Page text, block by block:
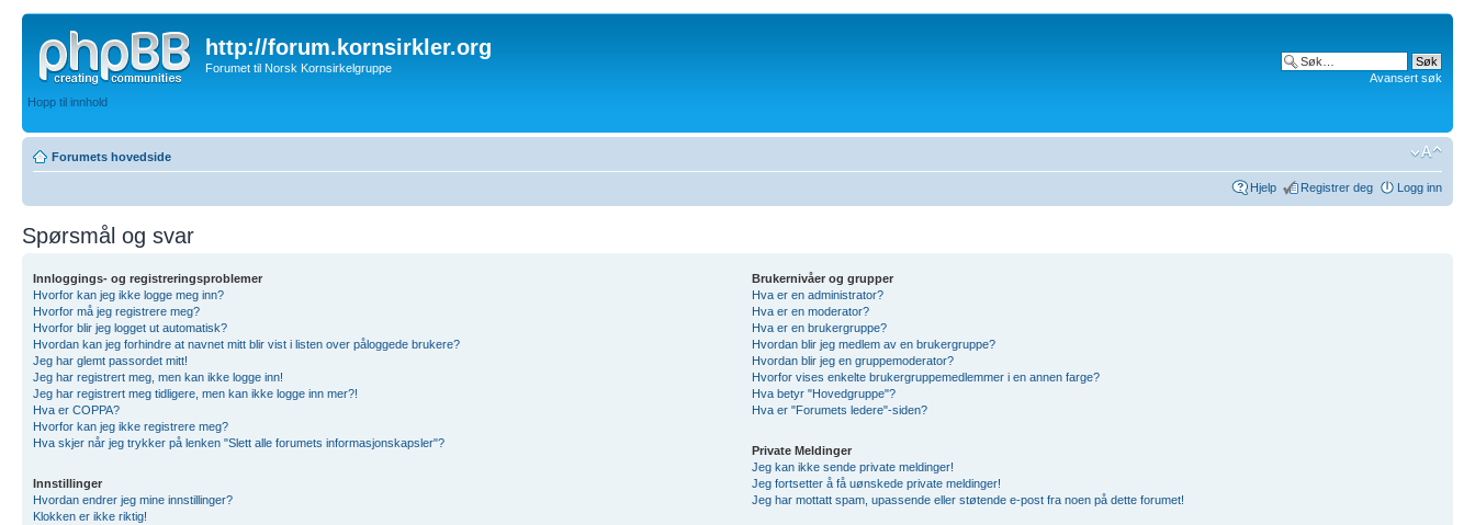
http://forum.kornsirkler.org
Forumet til Norsk Kornsirkelgruppe
Hopp til innhold
Avansert søk
Forumets hovedside
Hjelp Registrer deg Logg inn
Spørsmål og svar
Innloggings- og registreringsproblemer
Hvorfor kan jeg ikke logge meg inn?
Hvorfor må jeg registrere meg?
Hvorfor blir jeg logget ut automatisk?
Hvordan kan jeg forhindre at navnet mitt blir vist i listen over påloggede brukere?
Jeg har glemt passordet mitt!
Jeg har registrert meg, men kan ikke logge inn!
Jeg har registrert meg tidligere, men kan ikke logge inn mer?!
Hva er COPPA?
Hvorfor kan jeg ikke registrere meg?
Hva skjer når jeg trykker på lenken "Slett alle forumets informasjonskapsler"?
Innstillinger
Hvordan endrer jeg mine innstillinger?
Klokken er ikke riktig!
Brukernivåer og grupper
Hva er en administrator?
Hva er en moderator?
Hva er en brukergruppe?
Hvordan blir jeg medlem av en brukergruppe?
Hvordan blir jeg en gruppemoderator?
Hvorfor vises enkelte brukergruppemedlemmer i en annen farge?
Hva betyr "Hovedgruppe"?
Hva er "Forumets ledere"-siden?
Private Meldinger
Jeg kan ikke sende private meldinger!
Jeg fortsetter å få uønskede private meldinger!
Jeg har mottatt spam, upassende eller støtende e-post fra noen på dette forumet!